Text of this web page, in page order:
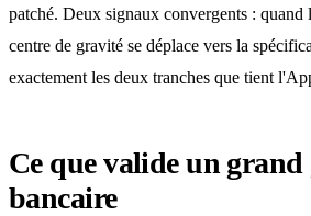
patché. Deux signaux convergents :
centre de gravité se déplace vers la
exactement les deux tranches que tient
Ce que valide un grand
bancaire